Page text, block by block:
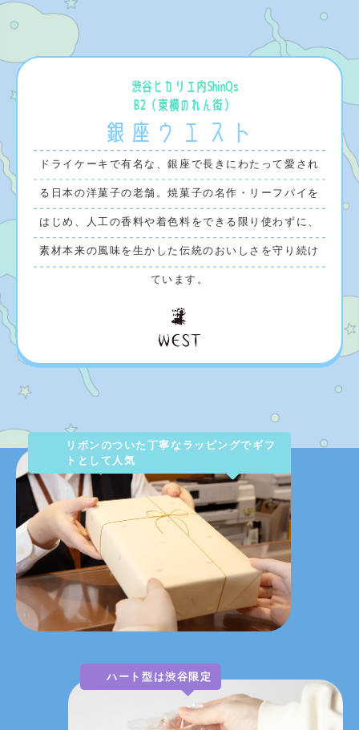
渋谷ヒカリエ内ShinQs
B2（ 東横のれん街 ）
銀座ウエスト
ドライケーキで有名な、銀座で長きにわたって愛され
る日本の洋菓子の老舗。焼菓子の名作・リーフパイを
はじめ、人工の香料や着色料をできる限り使わずに、
素材本来の風味を生かした伝統のおいしさを守り続け
ています。
リボンのついた丁寧なラッピングでギフ
トとして人気
ハート型は渋谷限定